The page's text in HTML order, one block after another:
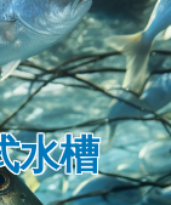
水槽